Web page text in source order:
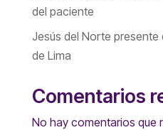
del paciente
Jesús del Norte presente
de Lima
Comentarios
No hay comentarios que